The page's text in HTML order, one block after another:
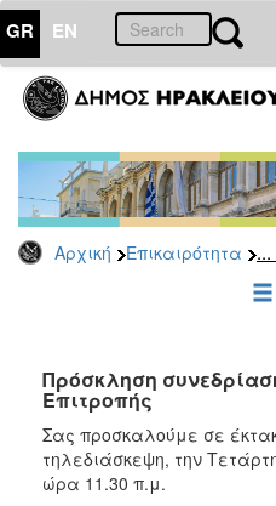
GR EN
Αρχική Επικαιρότητα ...
ΕΠΙΚΑΙΡΟΤΗΤΑ
Τύπου
Αρχείο
2026
2025
2022
2021
2020
2019
Πρόσκληση
Επιτροπής
Σας προσκαλούμε σε
τηλεδιάσκεψη, την
ώρα 11.30 π.μ.